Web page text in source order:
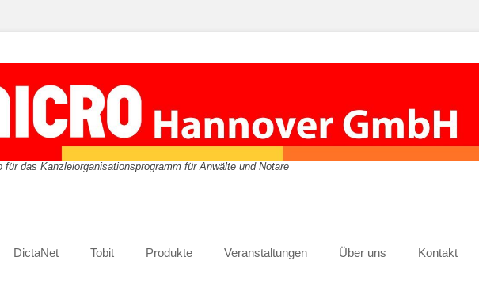
für das Kanzleiorganisationsprogramm für Anwälte und Notare
DictaNet Tobit Produkte Veranstaltungen Über uns Kontakt